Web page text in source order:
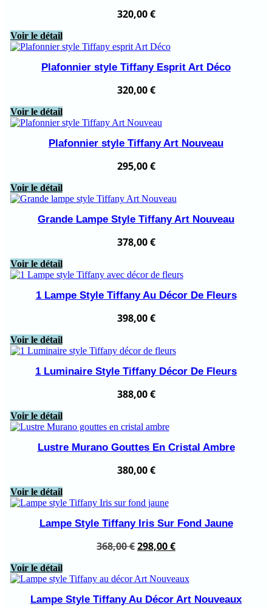
320,00€
Voir le détail
Plafonnier style Tiffany Esprit Art Déco
320,00€
Voir le détail
Plafonnier style Tiffany Art Nouveau
295,00€
Voir le détail
Grande Lampe Style Tiffany Art Nouveau
378,00€
Voir le détail
1 Lampe Style Tiffany Au Décor De Fleurs
398,00€
Voir le détail
1 Luminaire Style Tiffany Décor De Fleurs
388,00€
Voir le détail
Lustre Murano Gouttes En Cristal Ambre
380,00€
Voir le détail
Lampe Style Tiffany Iris Sur Fond Jaune
368,00€Le
initial
était :
368,00 €.
298,00€Le
est :
298,00 €.
Voir le détail
Lampe Style Tiffany Au Décor Art Nouveaux